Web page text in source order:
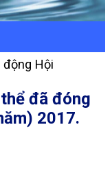
Hội
đã đóng
2017.